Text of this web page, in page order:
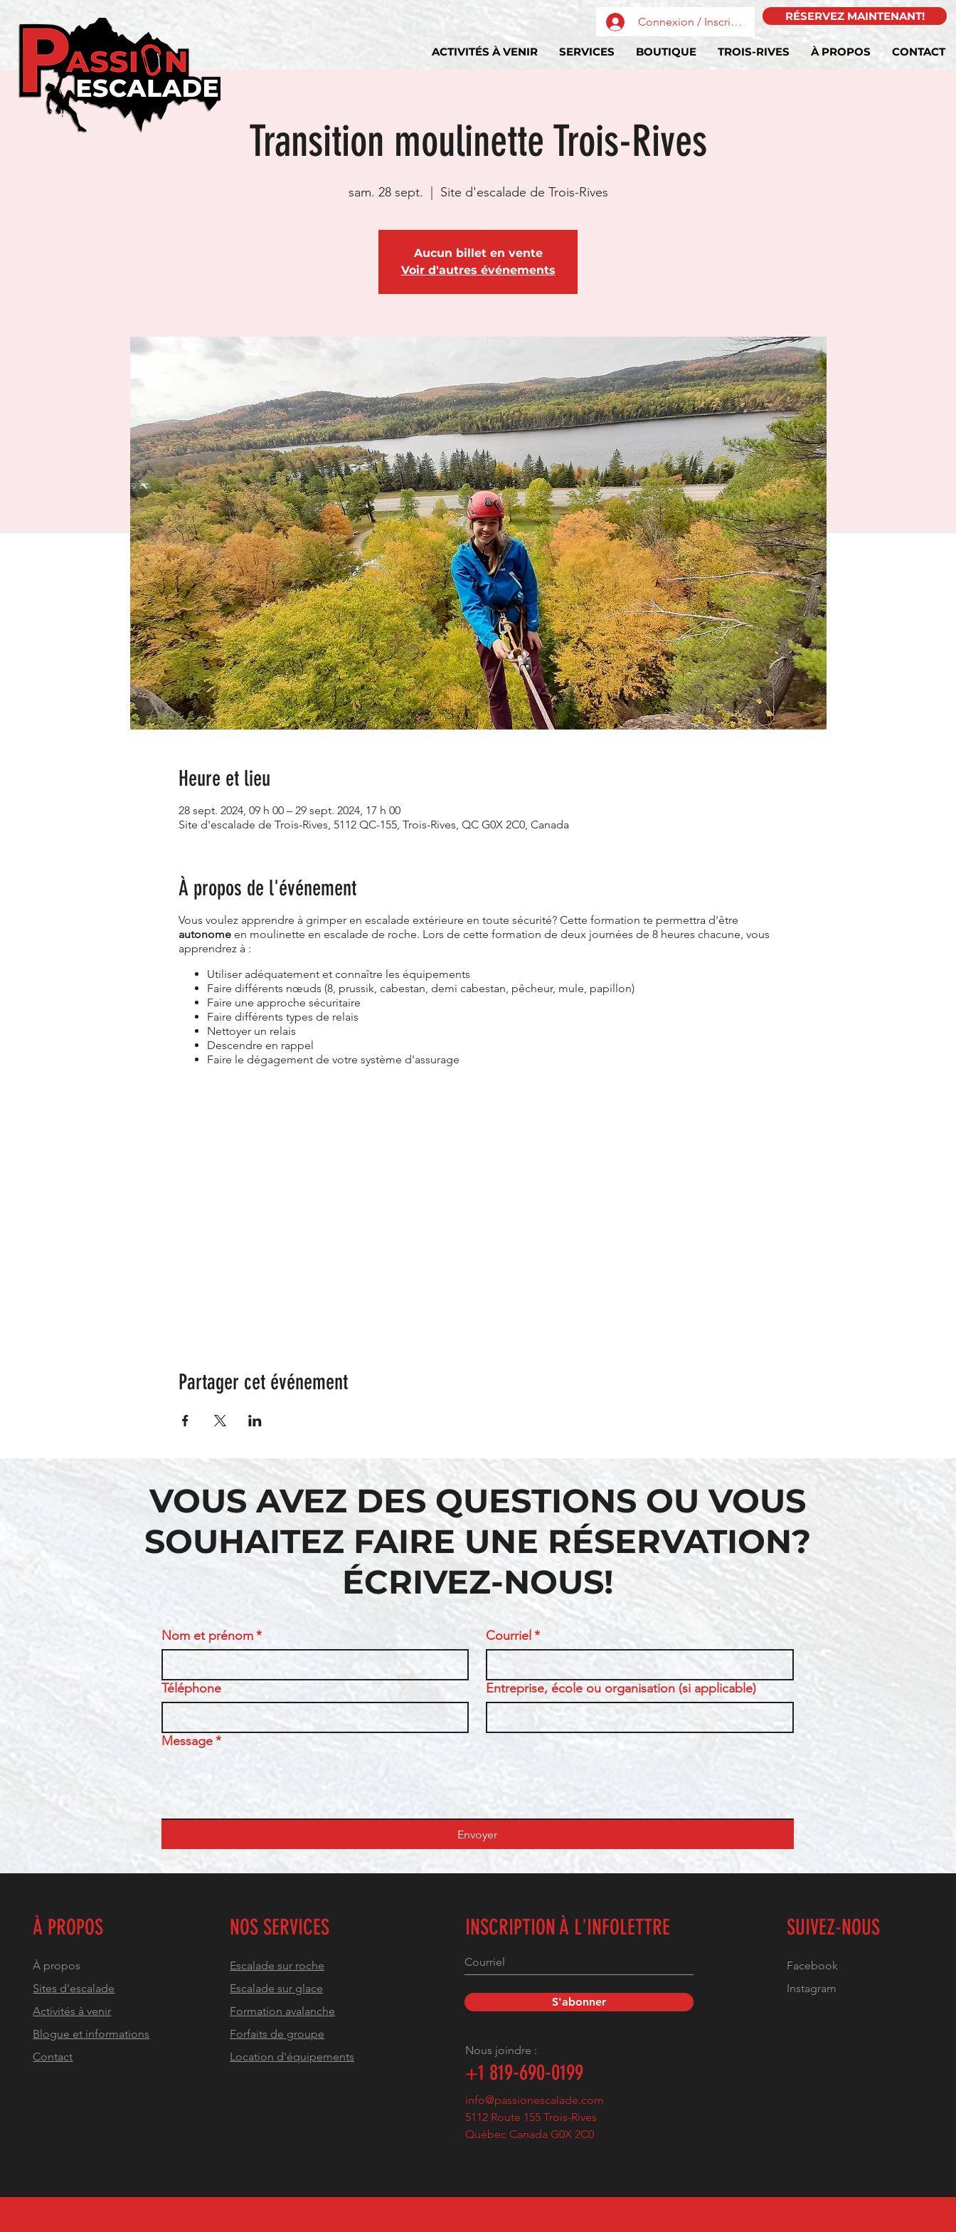
ACTIVITÉS À VENIR SERVICES BOUTIQUE TROIS-RIVES À PROPOS CONTACT
RÉSERVEZ MAINTENANT!
Connexion / Inscription
Transition moulinette Trois-Rives
sam. 28 sept. Site d'escalade de Trois-Rives
Aucun billet en vente
Voir d'autres événements
Heure et lieu
28 sept. 2024, 09 h 00 – 29 sept. 2024, 17 h 00
Site d'escalade de Trois-Rives, 5112 QC-155, Trois-Rives, QC G0X 2C0, Canada
À propos de l'événement
Vous voulez apprendre à grimper en escalade extérieure en toute sécurité? Cette formation te permettra d'être
autonome en moulinette en escalade de roche. Lors de cette formation de deux journées de 8 heures chacune, vous
apprendrez à :
Utiliser adéquatement et connaître les équipements
Faire différents nœuds (8, prussik, cabestan, demi cabestan, pêcheur, mule, papillon)
Faire une approche sécuritaire
Faire différents types de relais
Nettoyer un relais
Descendre en rappel
Faire le dégagement de votre système d'assurage
Partager cet événement
VOUS AVEZ DES QUESTIONS OU VOUS
SOUHAITEZ FAIRE UNE RÉSERVATION?
ÉCRIVEZ-NOUS!
Nom et prénom* Courriel *
Téléphone Entreprise, école ou organisation (si applicable)
Message*
Envoyer
À PROPOS
À propos
Sites d'escalade
Activités à venir
Blogue et informations
Contact
NOS SERVICES
Escalade sur roche
Escalade sur glace
Formation avalanche
Forfaits de groupe
Location d'équipements
S'abonner
INSCRIPTION À L'INFOLETTRE
Nous joindre :
+1 819-690-0199
info@passionescalade.com
5112 Route 155 Trois-Rives
Québec Canada G0X 2C0
SUIVEZ-NOUS
Facebook
Instagram